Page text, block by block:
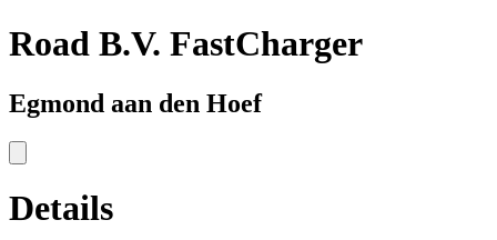
Road B.V. FastCharger
Egmond aan den Hoef
Details